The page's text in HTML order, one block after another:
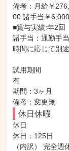
備考：月給￥
00 諸手当￥
■賞与実績:年2回
諸手当：通勤手
時間に応じて別途
試用期間
有
期間：3ヶ月
備考：変更無
休日休暇
休日
休日：125日
（内訳） 完全